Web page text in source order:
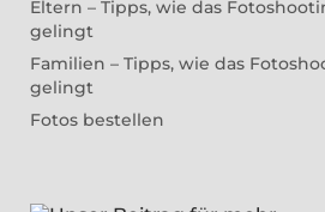
Eltern – Tipps, wie das
gelingt
Familien – Tipps, wie das
gelingt
Fotos bestellen